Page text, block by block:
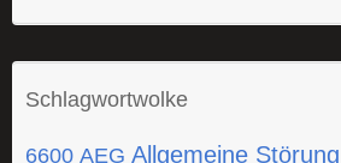
Schlagwortwolke
6600 AEG Allgemeine Störung